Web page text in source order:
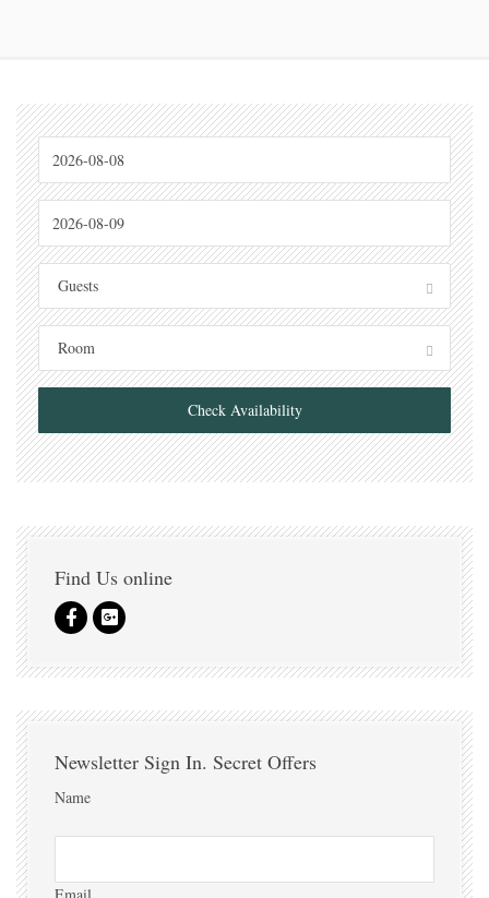
Guests
Room
Check Availability
Find Us online
Newsletter Sign In. Secret Offers
Name